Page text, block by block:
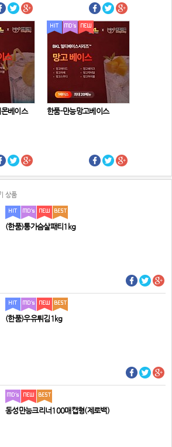
베이스 한품-만능망고베이스
상품
(한품)통가슴살패티1kg
(한품)우유튀김1kg
동성만능크리너100매캡형(제로백)